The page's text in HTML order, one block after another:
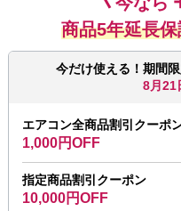
商品5年延長保
今だけ使える！期間
8月21
エアコン全商品割引クーポ
1,000円OFF
指定商品割引クーポン
10,000円OFF